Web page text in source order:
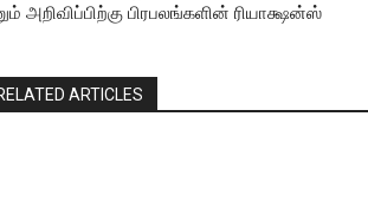
அறிவிப்பிற்கு பிரபலங்களின் ரியாக்ஷன்ஸ்
ARTICLES